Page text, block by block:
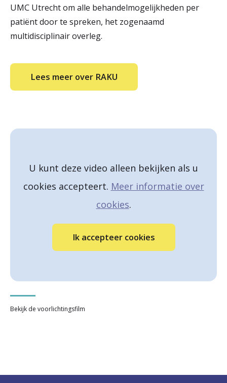
UMC Utrecht om alle behandelmogelijkheden per
patiënt door te spreken, het zogenaamd
multidisciplinair overleg.
Lees meer over RAKU
U kunt deze video alleen bekijken als u
cookies accepteert. Meer informatie over
cookies.
Ik accepteer cookies
Bekijk de voorlichtingsfilm